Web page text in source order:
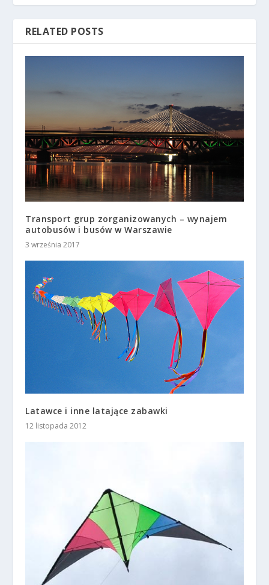
RELATED POSTS
Transport grup zorganizowanych – wynajem
autobusów i busów w Warszawie
3 września 2017
Latawce i inne latające zabawki
12 listopada 2012